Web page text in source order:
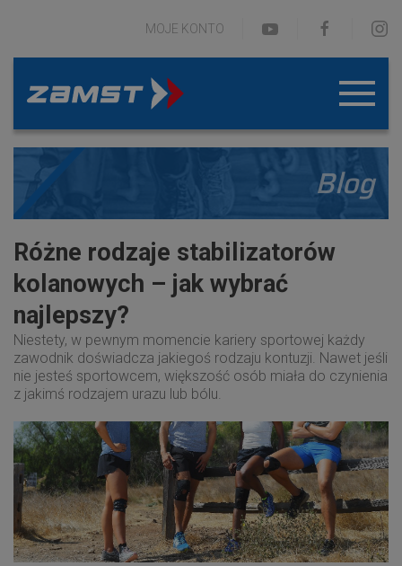
MOJE KONTO
Blog
Różne rodzaje stabilizatorów
kolanowych – jak wybrać
najlepszy?
Niestety, w pewnym momencie kariery sportowej każdy
zawodnik doświadcza jakiegoś rodzaju kontuzji. Nawet jeśli
nie jesteś sportowcem, większość osób miała do czynienia
z jakimś rodzajem urazu lub bólu.